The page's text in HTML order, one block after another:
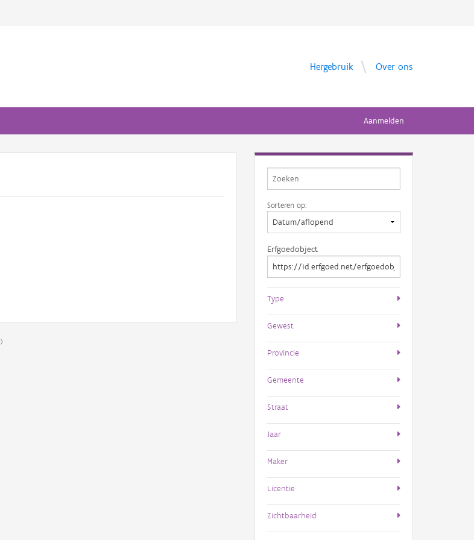
Hergebruik Over ons
Aanmelden
›
Sorteren op:
Erfgoedobject
Type
Gewest
Provincie
Gemeente
Straat
Jaar
Maker
Licentie
Zichtbaarheid